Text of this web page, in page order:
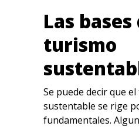
Las bases
turismo
Se puede decir que
sustentable se rige
fundamentales.